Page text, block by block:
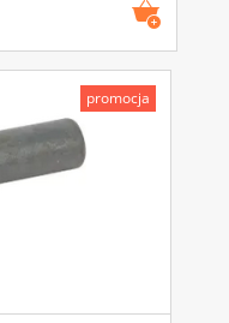
promocja